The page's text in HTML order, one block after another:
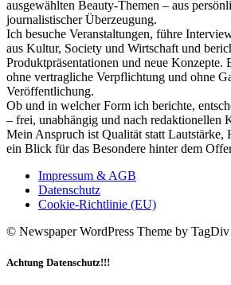
ausgewählten Beauty-Themen – aus
journalistischer Überzeugung.
Ich besuche Veranstaltungen, führe
aus Kultur, Society und Wirtschaft und
Produktpräsentationen und neue Konzepte.
ohne vertragliche Verpflichtung und ohne
Veröffentlichung.
Ob und in welcher Form ich berichte,
– frei, unabhängig und nach redaktionellen
Mein Anspruch ist Qualität statt Lautstärke,
ein Blick für das Besondere hinter dem
Impressum & AGB
Datenschutz
Cookie-Richtlinie (EU)
© Newspaper WordPress Theme by TagDiv
Achtung Datenschutz!!!